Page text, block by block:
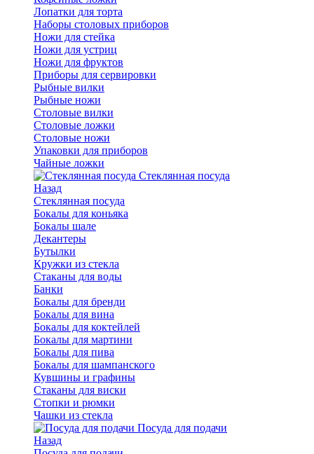
Лопатки для торта
Наборы столовых приборов
Ножи для стейка
Ножи для устриц
Ножи для фруктов
Приборы для сервировки
Рыбные вилки
Рыбные ножи
Столовые вилки
Столовые ложки
Столовые ножи
Упаковки для приборов
Чайные ложки
Стеклянная посуда
Назад
Стеклянная посуда
Бокалы для коньяка
Бокалы шале
Декантеры
Бутылки
Кружки из стекла
Стаканы для воды
Банки
Бокалы для бренди
Бокалы для вина
Бокалы для коктейлей
Бокалы для мартини
Бокалы для пива
Бокалы для шампанского
Кувшины и графины
Стаканы для виски
Стопки и рюмки
Чашки из стекла
Посуда для подачи
Назад